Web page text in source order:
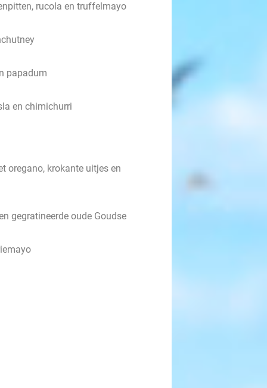
rucola en truffelmayo
papadum
en chimichurri
oregano, krokante uitjes en
gegratineerde oude Goudse